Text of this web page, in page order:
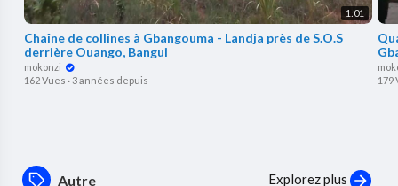
1:01
Chaîne de collines à Gbangouma - Landja près de S.O.S
derrière Ouango, Bangui
mokonzi
162 Vues · 3 années depuis
179
Autre Explorez plus